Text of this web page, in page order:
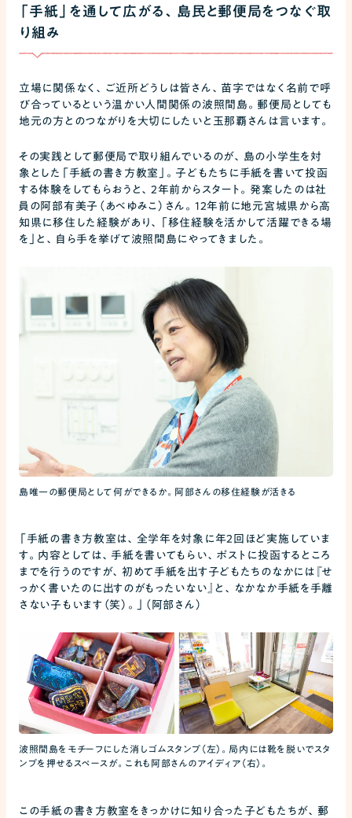
「手紙」を通して広がる、島民と郵便局をつなぐ取
り組み
立場に関係なく、ご近所どうしは皆さん、苗字ではなく名前で呼
び合っているという温かい人間関係の波照間島。郵便局としても
地元の方とのつながりを大切にしたいと玉那覇さんは言います。
その実践として郵便局で取り組んでいるのが、島の小学生を対
象とした「手紙の書き方教室」。子どもたちに手紙を書いて投函
する体験をしてもらおうと、2年前からスタート。発案したのは社
員の阿部有美子（あべゆみこ）さん。12年前に地元宮城県から高
知県に移住した経験があり、「移住経験を活かして活躍できる場
を」と、自ら手を挙げて波照間島にやってきました。
島唯一の郵便局として何ができるか。阿部さんの移住経験が活きる
「手紙の書き方教室は、全学年を対象に年2回ほど実施していま
す。内容としては、手紙を書いてもらい、ポストに投函するところ
までを行うのですが、初めて手紙を出す子どもたちのなかには『せ
っかく書いたのに出すのがもったいない』と、なかなか手紙を手離
さない子もいます（笑）。」（阿部さん）
波照間島をモチーフにした消しゴムスタンプ（左）。局内には靴を脱いでスタ
ンプを押せるスペースが。これも阿部さんのアイディア（右）。
この手紙の書き方教室をきっかけに知り合った子どもたちが、郵